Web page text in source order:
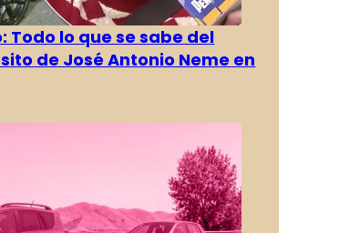
Todo lo que se sabe del
de José Antonio Neme en